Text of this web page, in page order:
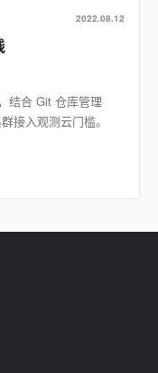
2022.08.12
结合 Git 仓库管理
接入观测云门槛。